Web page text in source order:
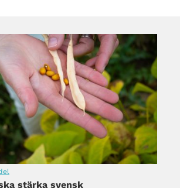
stärka svensk